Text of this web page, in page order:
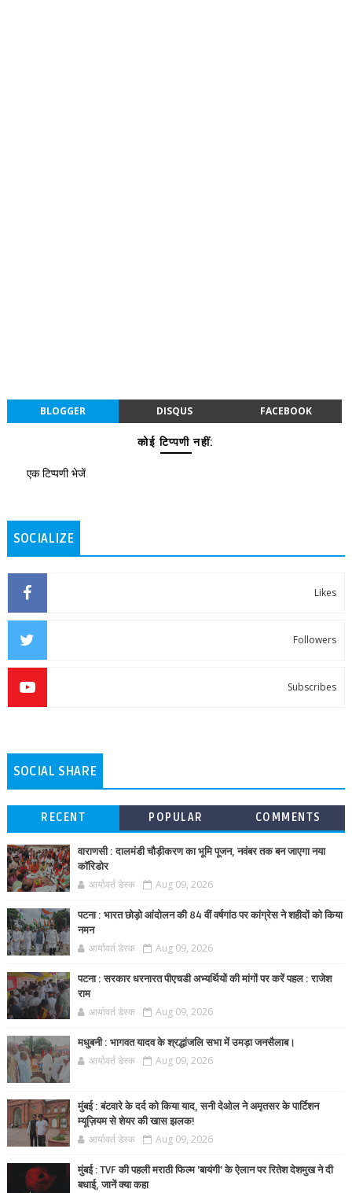
BLOGGER DISQUS FACEBOOK
कोई टिप्पणी नहीं:
एक टिप्पणी भेजें
SOCIALIZE
Likes
Followers
Subscribes
SOCIAL SHARE
RECENT POPULAR COMMENTS
वाराणसी : दालमंडी चौड़ीकरण का भूमि पूजन, नवंबर तक बन जाएगा नया
कॉरिडोर
आर्यावर्त डेस्क Aug 09, 2026
पटना : भारत छोड़ो आंदोलन की 84 वीं वर्षगांठ पर कांग्रेस ने शहीदों को किया
नमन
आर्यावर्त डेस्क Aug 09, 2026
पटना : सरकार धरनारत पीएचडी अभ्यर्थियों की मांगों पर करें पहल : राजेश
राम
आर्यावर्त डेस्क Aug 09, 2026
मधुबनी : भागवत यादव के श्रद्धांजलि सभा में उमड़ा जनसैलाब।
आर्यावर्त डेस्क Aug 09, 2026
मुंबई : बंटवारे के दर्द को किया याद, सनी देओल ने अमृतसर के पार्टिशन
म्यूज़ियम से शेयर की खास झलक!
आर्यावर्त डेस्क Aug 09, 2026
मुंबई : TVF की पहली मराठी फिल्म 'बायंगी' के ऐलान पर रितेश देशमुख ने दी
बधाई, जानें क्या कहा